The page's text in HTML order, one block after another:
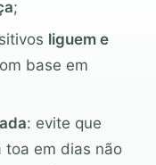
;
liguem e
base em
: evite que
toa em dias não